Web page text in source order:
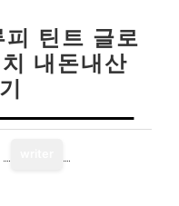
틴트 글로
내돈내산